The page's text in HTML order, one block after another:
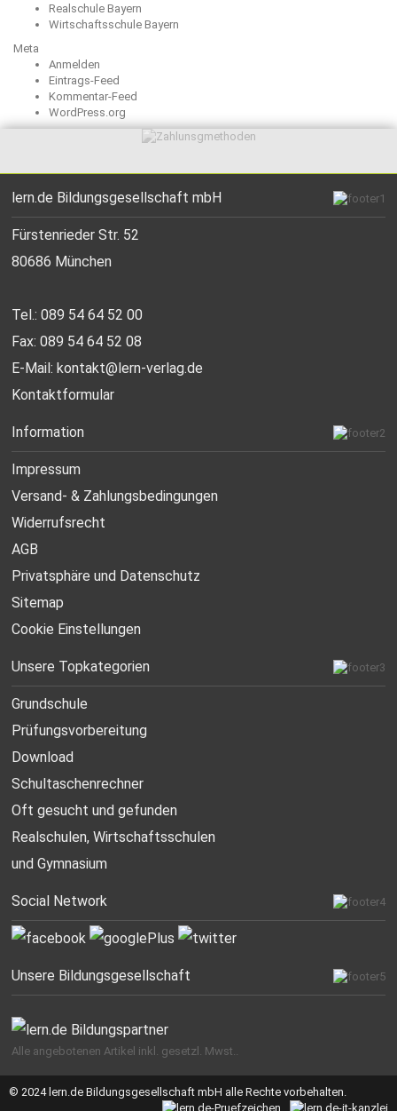
Realschule Bayern
Wirtschaftsschule Bayern
Meta
Anmelden
Eintrags-Feed
Kommentar-Feed
WordPress.org
lern.de Bildungsgesellschaft mbH
Fürstenrieder Str. 52
80686 München
Tel.: 089 54 64 52 00
Fax: 089 54 64 52 08
E-Mail:kontakt@lern-verlag.de
Kontaktformular
Information
Impressum
Versand- & Zahlungsbedingungen
Widerrufsrecht
AGB
Privatsphäre und Datenschutz
Sitemap
Cookie Einstellungen
Unsere Topkategorien
Grundschule
Prüfungsvorbereitung
Download
Schultaschenrechner
Oft gesucht und gefunden
Realschulen,Wirtschaftsschulen
und Gymnasium
Social Network
Unsere Bildungsgesellschaft
Alle angebotenen Artikel inkl. gesetzl. Mwst..
© 2024 lern.de Bildungsgesellschaft mbH alle Rechte vorbehalten.